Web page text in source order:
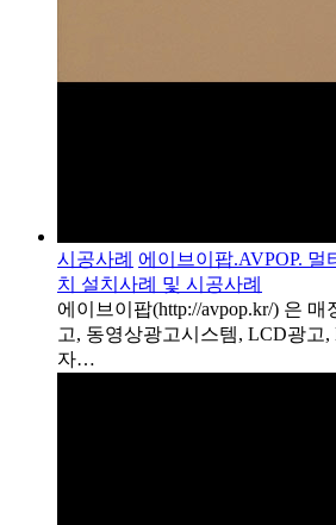
시공사례 에이브이팝.AVPOP.
치 설치사례 및 시공사례
에이브이팝(http://avpop.kr/) 은
고, 동영상광고시스템, LCD광고
자…